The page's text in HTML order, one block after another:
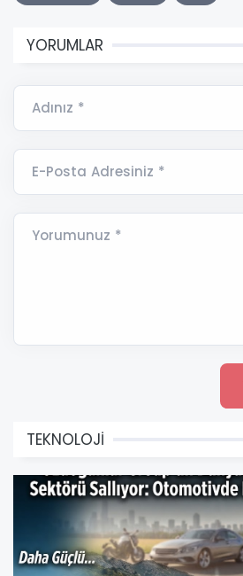
YORUMLAR
Adınız *
E-Posta Adresiniz *
Yorumunuz *
TEKNOLOJİ